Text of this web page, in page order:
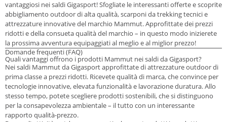
vantaggiosi nei saldi Gigasport! Sfogliate le interessanti offerte e scoprite
abbigliamento outdoor di alta qualità, scarponi da trekking tecnici e
attrezzature innovative del marchio Mammut. Approfittate dei prezzi
ridotti e della consueta qualità del marchio – in questo modo inizierete
la prossima avventura equipaggiati al meglio e al miglior prezzo!
Domande frequenti (FAQ)
Quali vantaggi offrono i prodotti Mammut nei saldi da Gigasport?
Nei saldi Mammut da Gigasport approfittate di attrezzature outdoor di
prima classe a prezzi ridotti. Ricevete qualità di marca, che convince per
tecnologie innovative, elevata funzionalità e lavorazione duratura. Allo
stesso tempo, potete scegliere prodotti sostenibili, che si distinguono
per la consapevolezza ambientale – il tutto con un interessante
rapporto qualità-prezzo.